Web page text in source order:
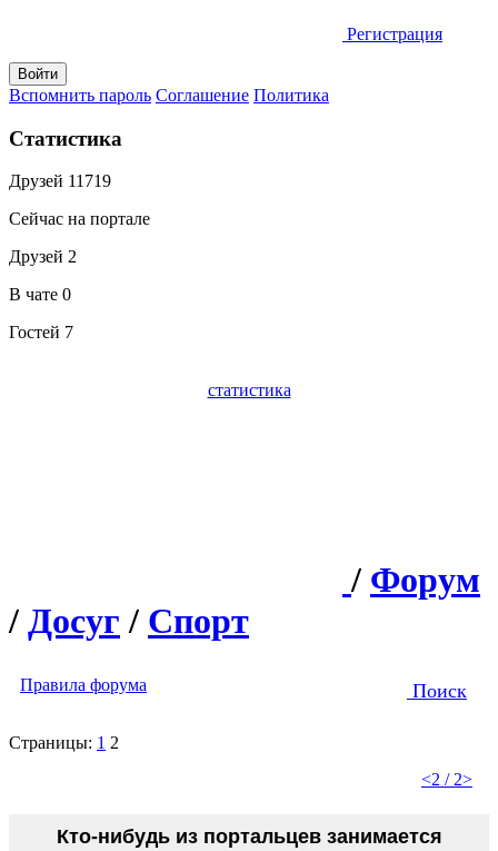
Регистрация
Вспомнить пароль Соглашение Политика
Статистика
Друзей 11719
Сейчас на портале
Друзей 2
В чате 0
Гостей 7
статистика
/ Форум
/ Досуг / Спорт
Правила форума Поиск
Страницы: 1 2
<2 / 2>
Кто-нибудь из портальцев занимается